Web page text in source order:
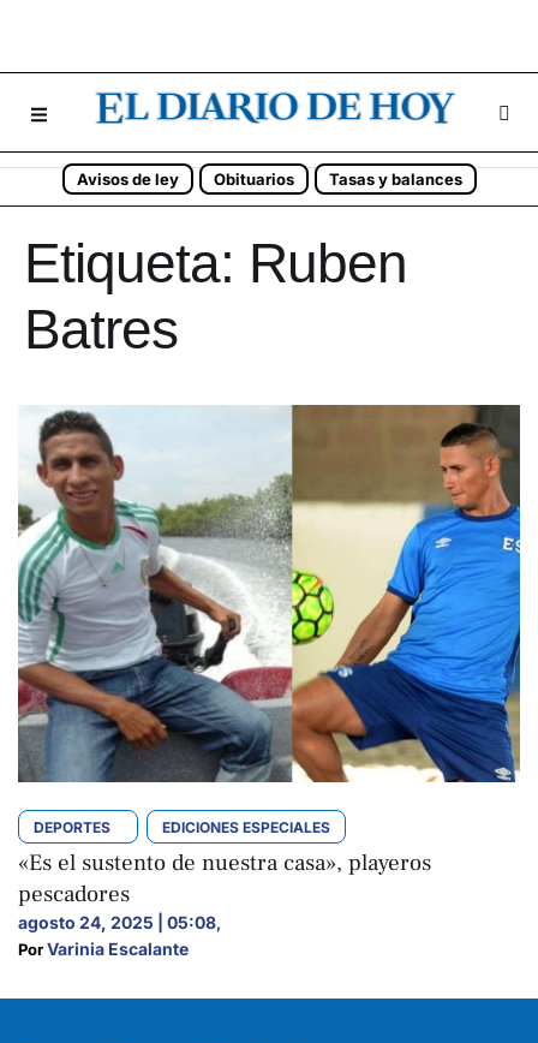
Avisos de ley Obituarios Tasas y balances
Etiqueta: Ruben
Batres
DEPORTES EDICIONES ESPECIALES
«Es el sustento de nuestra casa», playeros
pescadores
agosto 24, 2025 | 05:08,
Por Varinia Escalante